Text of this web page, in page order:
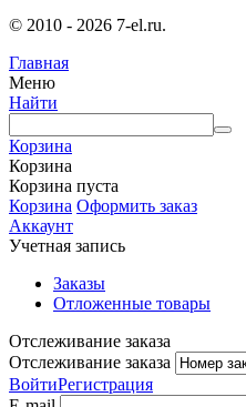
© 2010 - 2026 7-el.ru.
Главная
Меню
Найти
Корзина
Корзина
Корзина пуста
Корзина Оформить заказ
Аккаунт
Учетная запись
Заказы
Отложенные товары
Отслеживание заказа
Отслеживание заказа
ВойтиРегистрация